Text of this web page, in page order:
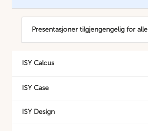
Presentasjoner tilgjengengelig for alle
ISY Calcus
ISY Case
ISY Design